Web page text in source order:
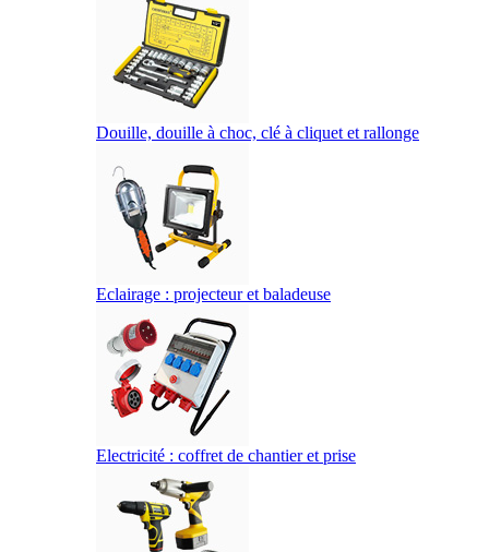
Douille, douille à choc, clé à cliquet et rallonge
Eclairage : projecteur et baladeuse
Electricité : coffret de chantier et prise